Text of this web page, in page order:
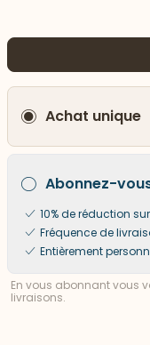
vers le bas
Achat unique
Abonnez-
10% de réduction
Fréquence de
Entièrement
En vous abonnant vous
livraisons.